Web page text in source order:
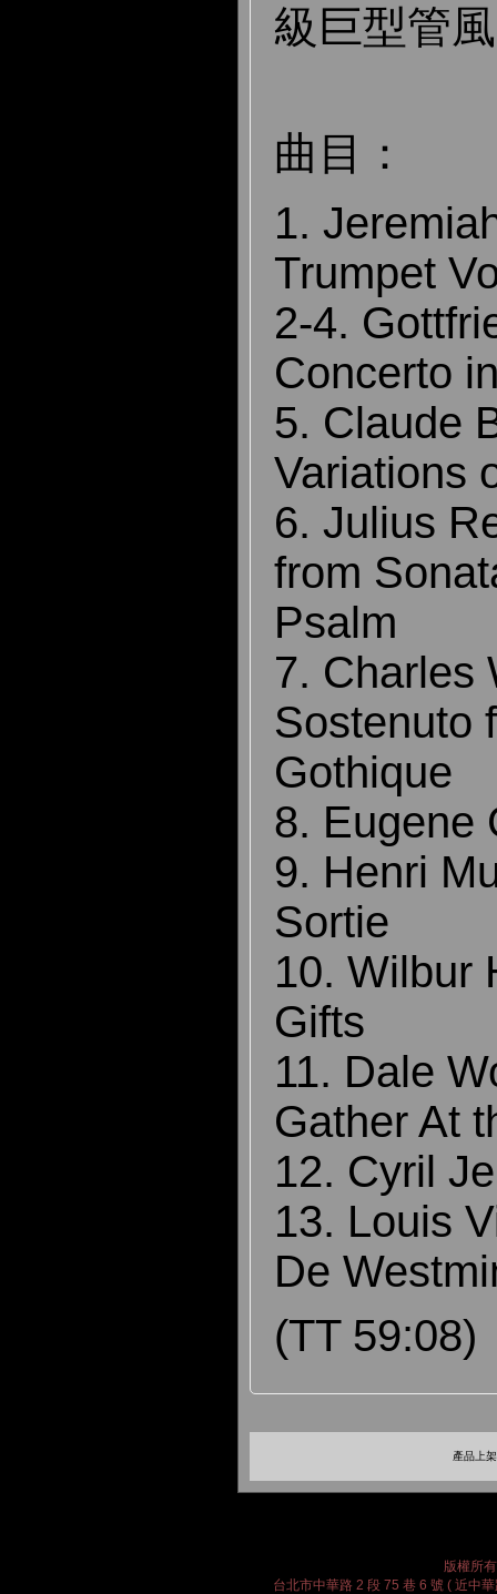
級巨型管
曲目：
1.
Trumpet
2-4.
Concerto
5. Claude
Variations
6. Julius
from
Psalm
7. Charles
Sostenuto
Gothique
8. Eugene
9. Henri
Sortie
10. Wilbur
Gifts
11. Dale
Gather At
12. Cyril
13. Louis
De
(TT 59:08)
產品上
版權所
台北市中華路 2 段 75 巷 6 號 ( 近中